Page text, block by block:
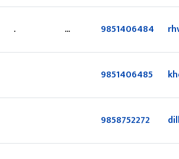
. ... 9851406484
9851406485
9858752272